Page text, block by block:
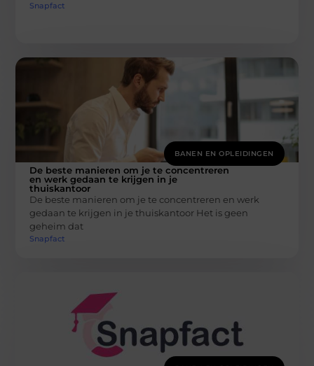
Snapfact
BANEN EN OPLEIDINGEN
De beste manieren om je te concentreren
en werk gedaan te krijgen in je
thuiskantoor
De beste manieren om je te concentreren en werk
gedaan te krijgen in je thuiskantoor Het is geen
geheim dat
Snapfact